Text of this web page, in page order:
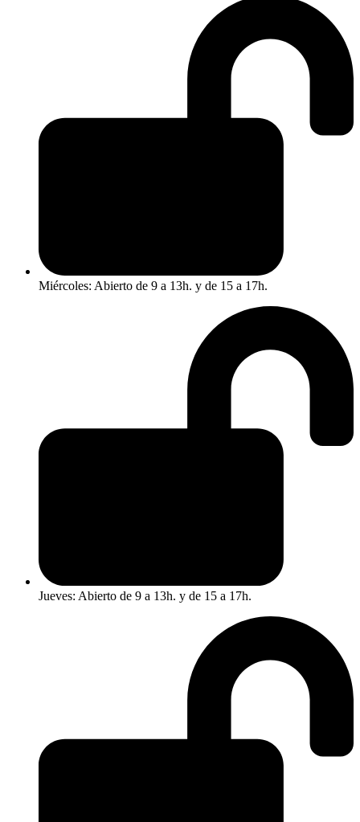
Miércoles: Abierto de 9 a 13h. y de 15 a 17h.
Jueves: Abierto de 9 a 13h. y de 15 a 17h.